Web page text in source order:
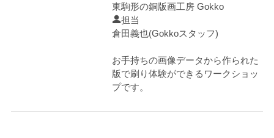
東駒形の銅版画工房 Gokko
担当
倉田義也(Gokkoスタッフ)
お手持ちの画像データから作られた
版で刷り体験ができるワークショッ
プです。